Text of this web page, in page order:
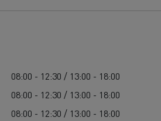
08:00 - 12:30 / 13:00 - 18:00
08:00 - 12:30 / 13:00 - 18:00
08:00 - 12:30 / 13:00 - 18:00